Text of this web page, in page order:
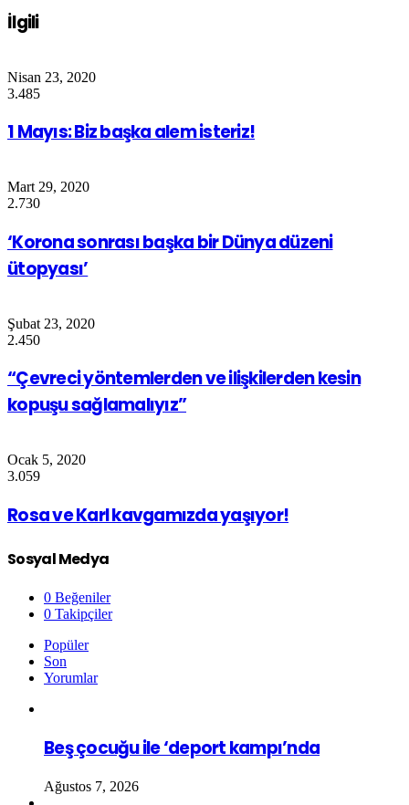
İlgili
Nisan 23, 2020
3.485
1 Mayıs: Biz başka alem isteriz!
Mart 29, 2020
2.730
‘Korona sonrası başka bir Dünya düzeni
ütopyası’
Şubat 23, 2020
2.450
“Çevreci yöntemlerden ve ilişkilerden kesin
kopuşu sağlamalıyız”
Ocak 5, 2020
3.059
Rosa ve Karl kavgamızda yaşıyor!
Sosyal Medya
0 Beğeniler
0 Takipçiler
Popüler
Son
Yorumlar
Beş çocuğu ile ‘deport kampı’nda
Ağustos 7, 2026